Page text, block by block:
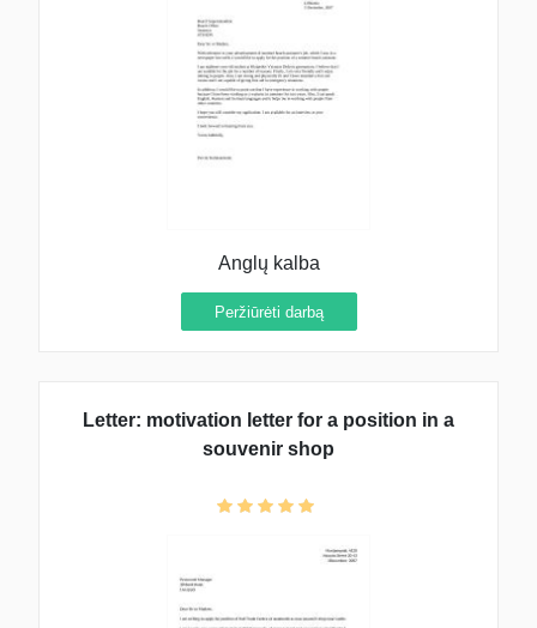
Anglų kalba
Peržiūrėti darbą
Letter: motivation letter for a position in a
souvenir shop